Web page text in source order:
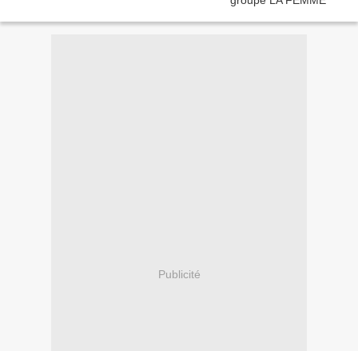
Publicité